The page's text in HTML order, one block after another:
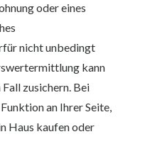
oder eines
nicht unbedingt
kann
Fall zusichern. Bei
an Ihrer Seite,
Haus kaufen oder